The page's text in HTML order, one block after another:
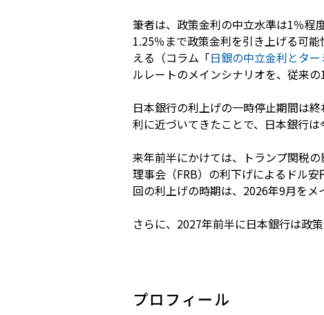
筆者は、政策金利の中立水準は1％程
1.25％まで政策金利を引き上げる可
える（コラム「日銀の中立金利とタ
ルレートのメインシナリオを、従来の
日本銀行の利上げの一時停止期間は
利に近づいてきたことで、日本銀行
来年前半にかけては、トランプ関税
理事会（FRB）の利下げによるドル
回の利上げの時期は、2026年9月をメ
さらに、2027年前半に日本銀行は政
プロフィール